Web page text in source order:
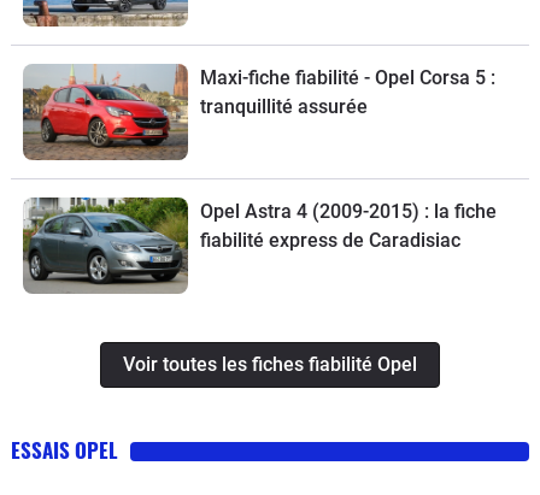
Maxi-fiche fiabilité - Opel Corsa 5 :
tranquillité assurée
Opel Astra 4 (2009-2015) : la fiche
fiabilité express de Caradisiac
Voir toutes les fiches fiabilité Opel
ESSAIS OPEL